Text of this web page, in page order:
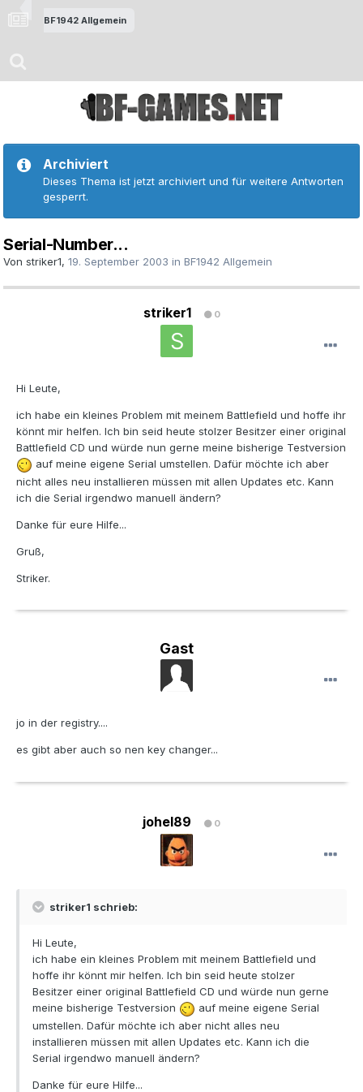
BF1942 Allgemein
Archiviert
Dieses Thema ist jetzt archiviert und für weitere Antworten
gesperrt.
Serial-Number...
Von striker1, 19. September 2003 in BF1942 Allgemein
striker1 0
Hi Leute,
ich habe ein kleines Problem mit meinem Battlefield und hoffe ihr
könnt mir helfen. Ich bin seid heute stolzer Besitzer einer original
Battlefield CD und würde nun gerne meine bisherige Testversion
auf meine eigene Serial umstellen. Dafür möchte ich aber
nicht alles neu installieren müssen mit allen Updates etc. Kann
ich die Serial irgendwo manuell ändern?
Danke für eure Hilfe...
Gruß,
Striker.
Gast
jo in der registry....
es gibt aber auch so nen key changer...
johel89 0
striker1 schrieb:
Hi Leute,
ich habe ein kleines Problem mit meinem Battlefield und
hoffe ihr könnt mir helfen. Ich bin seid heute stolzer
Besitzer einer original Battlefield CD und würde nun gerne
meine bisherige Testversion
auf meine eigene Serial
umstellen. Dafür möchte ich aber nicht alles neu
installieren müssen mit allen Updates etc. Kann ich die
Serial irgendwo manuell ändern?
Danke für eure Hilfe...